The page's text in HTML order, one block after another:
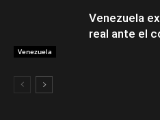
Venezuela
Venezuela
real ante el